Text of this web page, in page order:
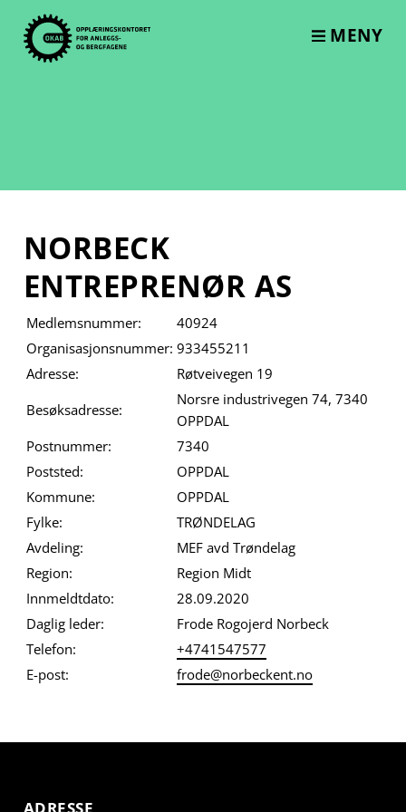
content
MENY
NORBECK
ENTREPRENØR AS
Medlemsnummer:
40924
Organisasjonsnummer: 933455211
Adresse:
Røtveivegen 19
Besøksadresse:
Norsre industrivegen 74, 7340
OPPDAL
Postnummer:
7340
Poststed:
OPPDAL
Kommune:
OPPDAL
Fylke:
TRØNDELAG
Avdeling:
MEF avd Trøndelag
Region:
Region Midt
Innmeldtdato:
28.09.2020
Daglig leder:
Frode Rogojerd Norbeck
Telefon:
+4741547577
E-post:
frode@norbeckent.no